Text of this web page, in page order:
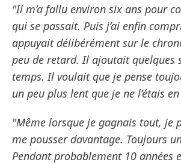
"Il m’a fallu environ six ans pour
qui se passait. Puis j’ai enfin
appuyait délibérément sur le
peu de retard. Il ajoutait quelques
temps. Il voulait que je pense
un peu plus lent que je ne l’étais
"Même lorsque je gagnais tout, je
me pousser davantage. Toujours
Pendant probablement 10 années